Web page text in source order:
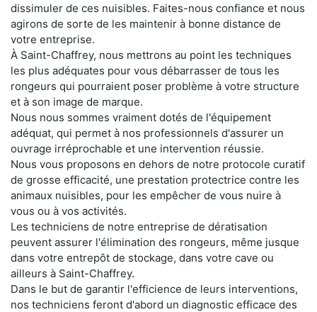
dissimuler de ces nuisibles. Faites-nous confiance et nous
agirons de sorte de les maintenir à bonne distance de
votre entreprise.
À Saint-Chaffrey, nous mettrons au point les techniques
les plus adéquates pour vous débarrasser de tous les
rongeurs qui pourraient poser problème à votre structure
et à son image de marque.
Nous nous sommes vraiment dotés de l'équipement
adéquat, qui permet à nos professionnels d'assurer un
ouvrage irréprochable et une intervention réussie.
Nous vous proposons en dehors de notre protocole curatif
de grosse efficacité, une prestation protectrice contre les
animaux nuisibles, pour les empêcher de vous nuire à
vous ou à vos activités.
Les techniciens de notre entreprise de dératisation
peuvent assurer l'élimination des rongeurs, même jusque
dans votre entrepôt de stockage, dans votre cave ou
ailleurs à Saint-Chaffrey.
Dans le but de garantir l'efficience de leurs interventions,
nos techniciens feront d'abord un diagnostic efficace des